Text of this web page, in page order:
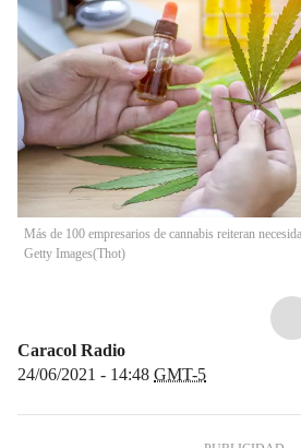
Más de 100 empresarios de cannabis reiteran
Getty Images(Thot)
Caracol Radio
24/06/2021 - 14:48 GMT-5